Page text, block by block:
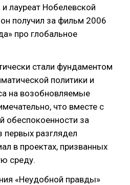
лауреат Нобелевской
получил за фильм 2006
про глобальное
стали фундаментом
политики и
на возобновляемые
что вместе с
обеспокоенности за
первых разглядел
в проектах, призванных
среду.
«Неудобной правды»